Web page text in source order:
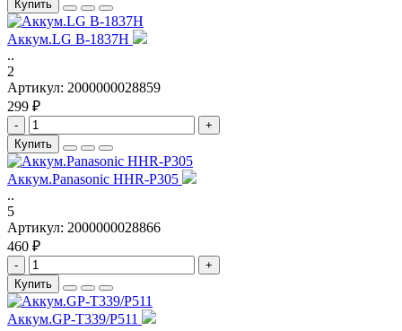
Купить
Аккум.LG B-1837H
..
2
Артикул: 2000000028859
299 ₽
-
+
Купить
Аккум.Panasonic HHR-P305
..
5
Артикул: 2000000028866
460 ₽
-
+
Купить
Аккум.GP-T339/P511